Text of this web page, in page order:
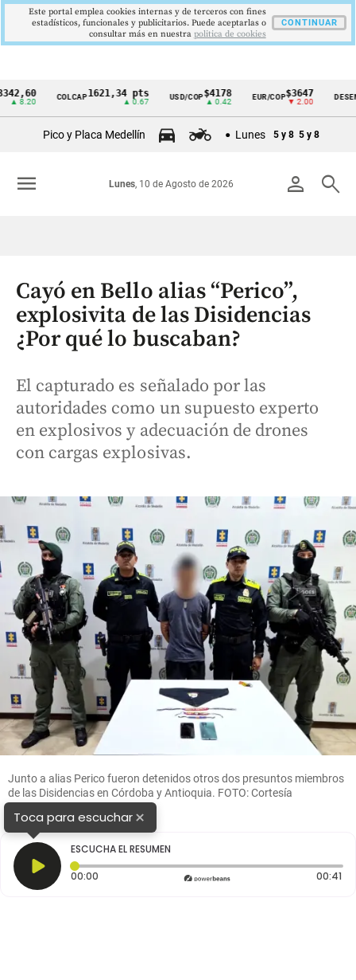
Cintillo
Colombia
COLCAP1621,34 pts USD/COP$4178
▲ 0.42
EUR/COP$3647
▼ 2.00
DESEMPLEO
Pico y Placa Medellín Lunes 5 y 8 5 y 8
person search
Lunes, 10 de Agosto de 2026
menu
Cayó en Bello alias “Perico”,
explosivita de las Disidencias
¿Por qué lo buscaban?
El capturado es señalado por las
autoridades como un supuesto experto
en explosivos y adecuación de drones
con cargas explosivas.
Junto a alias Perico fueron detenidos otros dos presuntos miembros
de las Disidencias en Córdoba y Antioquia. FOTO: Cortesía
Toca para escuchar×
ESCUCHA EL RESUMEN
00:00 Tiempo transcurrido: 0 segundos 00:41
Este portal emplea cookies internas y de terceros con fines
estadísticos, funcionales y publicitarios. Puede aceptarlas o
consultar más en nuestra politica de cookies
CONTINUAR